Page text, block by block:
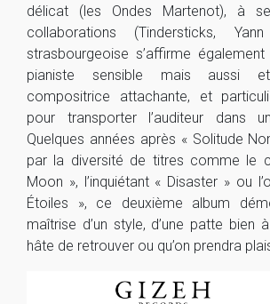
délicat (les Ondes Martenot), à
collaborations (Tindersticks,
strasbourgeoise s’affirme
pianiste sensible mais aussi
compositrice attachante, et
pour transporter l’auditeur dans
Quelques années après « Solitude
par la diversité de titres comme le
Moon », l’inquiétant « Disaster » ou
Étoiles », ce deuxième album
maîtrise d’un style, d’une patte bien
hâte de retrouver ou qu’on prendra